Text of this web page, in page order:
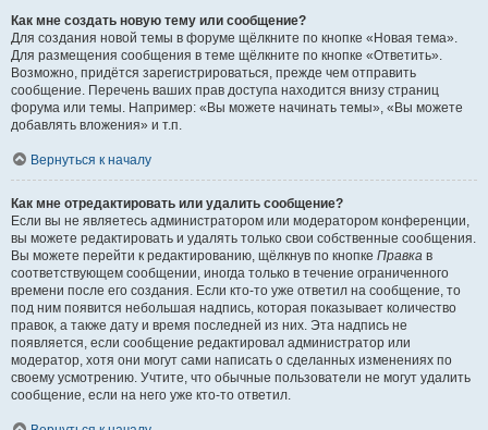
Как мне создать новую тему или сообщение?
Для создания новой темы в форуме щёлкните по кнопке «Новая тема».
Для размещения сообщения в теме щёлкните по кнопке «Ответить».
Возможно, придётся зарегистрироваться, прежде чем отправить
сообщение. Перечень ваших прав доступа находится внизу страниц
форума или темы. Например: «Вы можете начинать темы», «Вы можете
добавлять вложения» и т.п.
Вернуться к началу
Как мне отредактировать или удалить сообщение?
Если вы не являетесь администратором или модератором конференции,
вы можете редактировать и удалять только свои собственные сообщения.
Вы можете перейти к редактированию, щёлкнув по кнопке Правка в
соответствующем сообщении, иногда только в течение ограниченного
времени после его создания. Если кто-то уже ответил на сообщение, то
под ним появится небольшая надпись, которая показывает количество
правок, а также дату и время последней из них. Эта надпись не
появляется, если сообщение редактировал администратор или
модератор, хотя они могут сами написать о сделанных изменениях по
своему усмотрению. Учтите, что обычные пользователи не могут удалить
сообщение, если на него уже кто-то ответил.